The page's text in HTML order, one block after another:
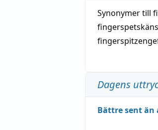
Synonymer till
Dagens
Bättre sent än